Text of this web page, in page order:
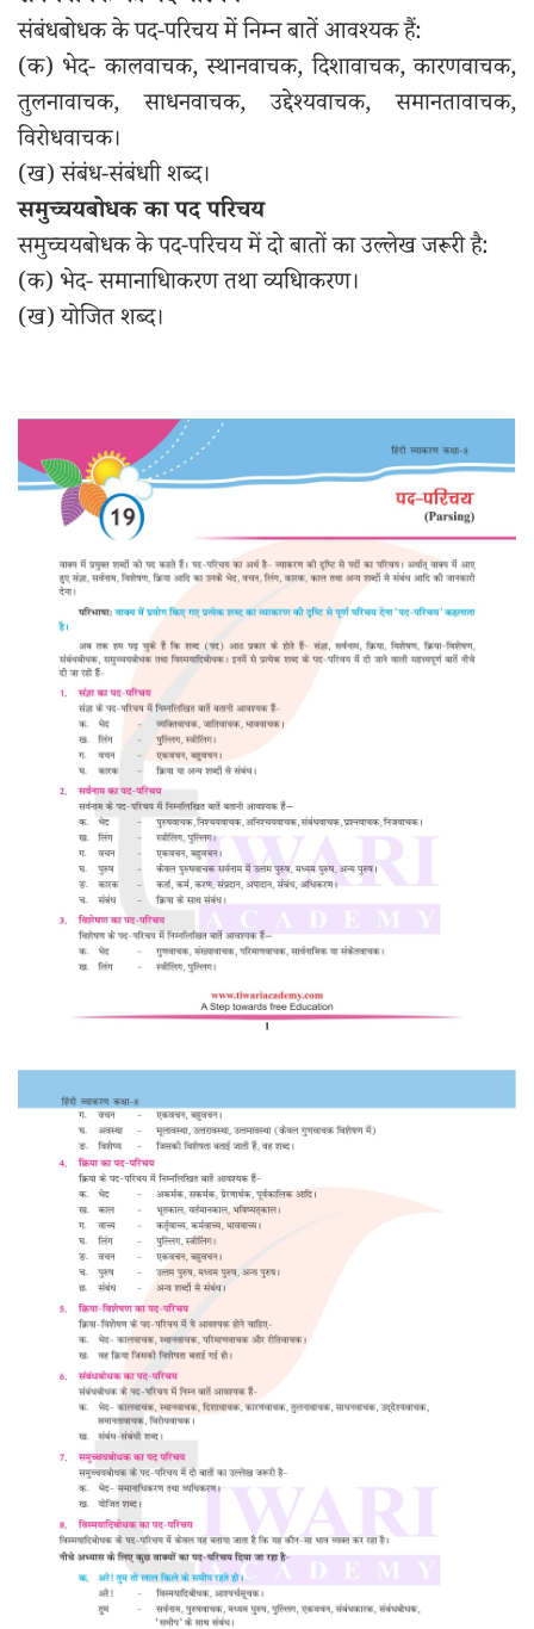
संबंधबोधक के पद-परिचय में निम्न बातें आवश्यक हैं:
(क) भेद- कालवाचक, स्थानवाचक, दिशावाचक, कारणवाचक,
तुलनावाचक, साधनवाचक, उद्देश्यवाचक, समानतावाचक,
विरोधवाचक।
(ख) संबंध-संबंधाी शब्द।
समुच्चयबोधक का पद परिचय
समुच्चयबोधक के पद-परिचय में दो बातों का उल्लेख जरूरी है:
(क) भेद- समानाधिाकरण तथा व्यधिाकरण।
(ख) योजित शब्द।